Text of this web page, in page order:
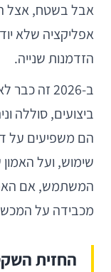
אבל בשטח, אצל
אפליקציה שלא
הזדמנות שנייה.
ב-2026 זה
ביצועים, סוללה
הם משפיעים על
שימוש, ועל
המשתמש, אם
מכבידה על
החזית